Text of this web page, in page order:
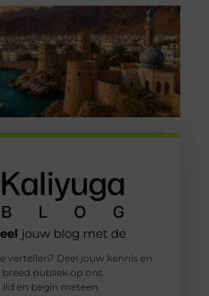
jouw blog met de
vertellen? Deel jouw kennis en
publiek op ons
en begin meteen.